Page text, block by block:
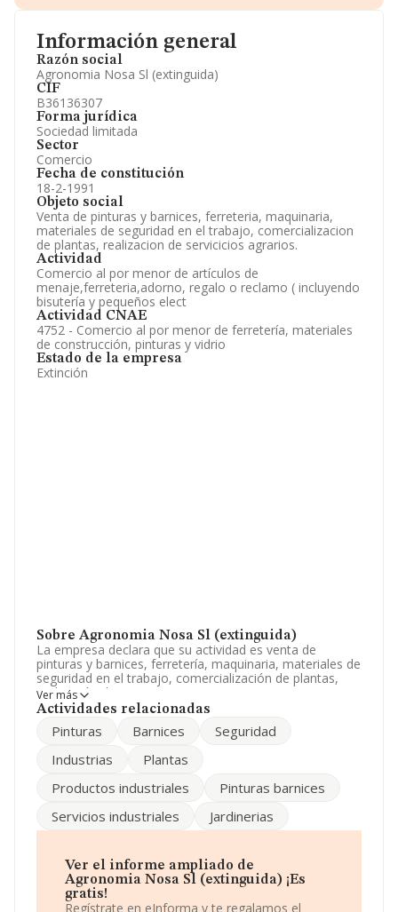
Información general
Razón social
Agronomia Nosa Sl (extinguida)
CIF
B36136307
Forma jurídica
Sociedad limitada
Sector
Comercio
Fecha de constitución
18-2-1991
Objeto social
Venta de pinturas y barnices, ferreteria, maquinaria,
materiales de seguridad en el trabajo, comercializacion
de plantas, realizacion de servicicios agrarios.
Actividad
Comercio al por menor de artículos de
menaje,ferreteria,adorno, regalo o reclamo ( incluyendo
bisutería y pequeños elect
Actividad CNAE
4752 - Comercio al por menor de ferretería, materiales
de construcción, pinturas y vidrio
Estado de la empresa
Extinción
Sobre Agronomia Nosa Sl (extinguida)
La empresa declara que su actividad es venta de
pinturas y barnices, ferretería, maquinaria, materiales de
seguridad en el trabajo, comercialización de plantas,
realización de servicicios agrarios. La empresa aparece
inscrita en el Registro Mercantil como Sociedad
ferretería, pintura y vidrio en establecimientos
mercados exteriores.
Ha tenido el mismo número de empleados y según los
de empleados por debajo de la media de sector.
del teléfono 986540269.
La sociedad
Agronomia Nosa S.L (extinguida)
B36136307, está situada en Calle Real núm. 73, (36650),
Ver más
Actividades relacionadas
Pinturas Barnices
Seguridad
Industrias
Plantas
Productos industriales
Pinturas barnices
Servicios industriales
Jardinerias
Ver el informe ampliado de
Agronomia Nosa Sl (extinguida) ¡Es
gratis!
Regístrate en eInforma y te regalamos el
Información oficial y registral complementaria.